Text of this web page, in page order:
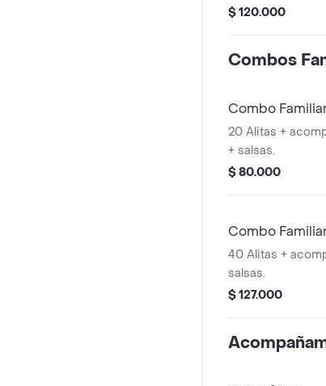
$ 120.000
Combos
Combo
20 Alitas + acompañantes + gaseosa 1.5 L
+ salsas.
$ 80.000
Combo
40 Alitas +
salsas.
$ 127.000